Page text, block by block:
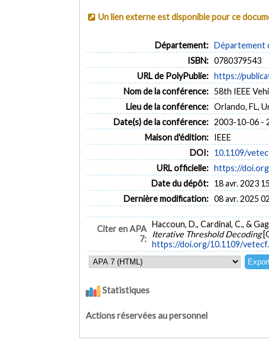
Un lien externe est disponible pour ce
Département: Département
ISBN: 0780379543
URL de PolyPublie: https://
Nom de la conférence: 58th IEEE
Lieu de la conférence: Orlando, FL,
Date(s) de la conférence: 2003-10-06 -
Maison d'édition: IEEE
DOI: 10.1109/
URL officielle: https://
Date du dépôt: 18 avr. 2023
Dernière modification: 08 avr. 2025
Citer en APA
7:
Haccoun, D., Cardinal, C., &
Iterative Threshold Decoding
https://doi.org/10.1109/
Statistiques
Actions réservées au personnel